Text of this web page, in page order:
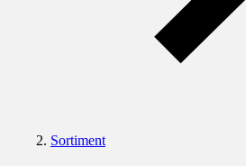
Sortiment